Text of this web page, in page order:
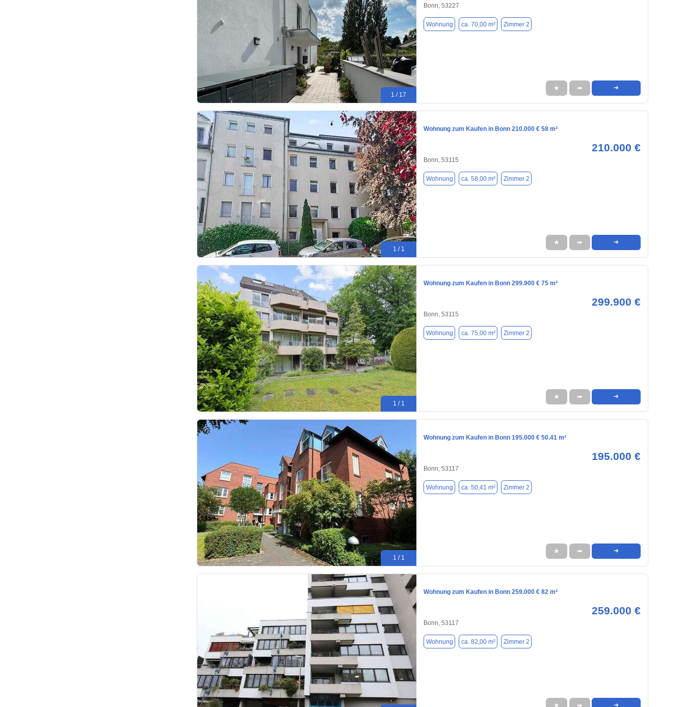
1 / 17
Bonn, 53227
Wohnung ca. 70,00 m² Zimmer 2
★ ➦ ➜
1 / 1
Wohnung zum Kaufen in Bonn 210.000 € 58 m²
210.000 €
Bonn, 53115
Wohnung ca. 58,00 m² Zimmer 2
★ ➦ ➜
1 / 1
Wohnung zum Kaufen in Bonn 299.900 € 75 m²
299.900 €
Bonn, 53115
Wohnung ca. 75,00 m² Zimmer 2
★ ➦ ➜
1 / 1
Wohnung zum Kaufen in Bonn 195.000 € 50.41 m²
195.000 €
Bonn, 53117
Wohnung ca. 50,41 m² Zimmer 2
★ ➦ ➜
Wohnung zum Kaufen in Bonn 259.000 € 82 m²
259.000 €
Bonn, 53117
Wohnung ca. 82,00 m² Zimmer 2
★ ➦ ➜